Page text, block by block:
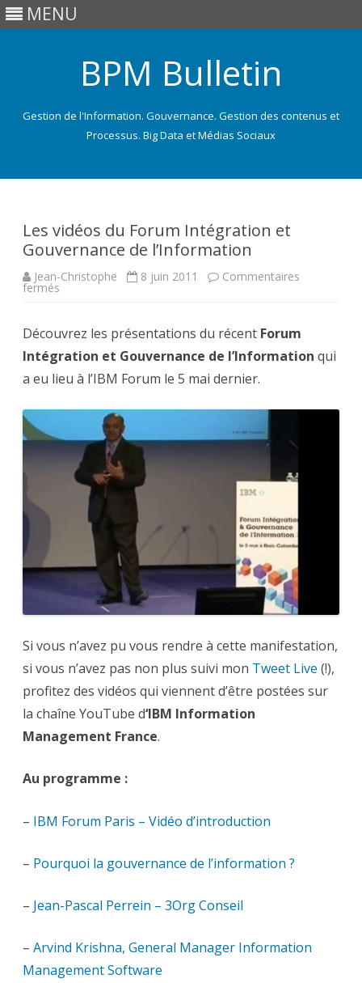
MENU
BPM Bulletin
Gestion de l'Information. Gouvernance. Gestion des contenus et
Processus. Big Data et Médias Sociaux
Les vidéos du Forum Intégration et
Gouvernance de l’Information
Jean-Christophe 8 juin 2011 Commentaires
fermés
Forum
Intégration
et
Gouvernance
de
l’Information
Découvrez les présentations du récent Forum
Intégration et Gouvernance de l’Information qui
a eu lieu à l’IBM Forum le 5 mai dernier.
Si vous n’avez pu vous rendre à cette manifestation,
si vous n’avez pas non plus suivi mon Tweet Live (!),
profitez des vidéos qui viennent d’être postées sur
la chaîne YouTube d‘IBM Information
Management France.
Au programme :
– IBM Forum Paris – Vidéo d’introduction
– Pourquoi la gouvernance de l’information ?
– Jean-Pascal Perrein – 3Org Conseil
– Arvind Krishna, General Manager Information
Management Software